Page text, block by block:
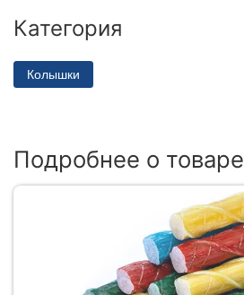
Категория
Колышки
Подробнее о товаре